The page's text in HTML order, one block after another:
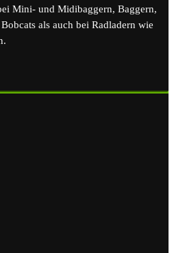
Mini- und Midibaggern, Baggern,
als auch bei Radladern wie